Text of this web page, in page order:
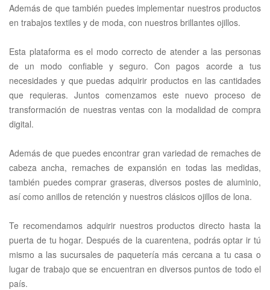
Además de que también puedes implementar nuestros productos
en trabajos textiles y de moda, con nuestros brillantes ojillos.
Esta plataforma es el modo correcto de atender a las personas
de un modo confiable y seguro. Con pagos acorde a tus
necesidades y que puedas adquirir productos en las cantidades
que requieras. Juntos comenzamos este nuevo proceso de
transformación de nuestras ventas con la modalidad de compra
digital.
Además de que puedes encontrar gran variedad de remaches de
cabeza ancha, remaches de expansión en todas las medidas,
también puedes comprar graseras, diversos postes de aluminio,
así como anillos de retención y nuestros clásicos ojillos de lona.
Te recomendamos adquirir nuestros productos directo hasta la
puerta de tu hogar. Después de la cuarentena, podrás optar ir tú
mismo a las sucursales de paquetería más cercana a tu casa o
lugar de trabajo que se encuentran en diversos puntos de todo el
país.